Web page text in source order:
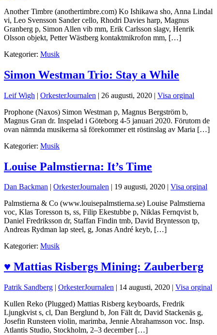
Another Timbre (anothertimbre.com) Ko Ishikawa sho, Anna Lindal
vi, Leo Svensson Sander cello, Rhodri Davies harp, Magnus
Granberg p, Simon Allen vib mm, Erik Carlsson slagv, Henrik
Olsson objekt, Petter Wästberg kontaktmikrofon mm, […]
Kategorier: Musik
Simon Westman Trio: Stay a While
Leif Wigh | OrkesterJournalen | 26 augusti, 2020 | Visa orginal
Prophone (Naxos) Simon Westman p, Magnus Bergström b,
Magnus Gran dr. Inspelad i Göteborg 4-5 januari 2020. Förutom de
ovan nämnda musikerna så förekommer ett röstinslag av Maria […]
Kategorier: Musik
Louise Palmstierna: It’s Time
Dan Backman OrkesterJournalen 19 augusti, 2020
Visa orginal
Palmstierna & Co (www.louisepalmstierna.se) Louise Palmstierna
voc, Klas Toresson ts, ss, Filip Ekestubbe p, Niklas Fernqvist b,
Daniel Fredriksson dr, Staffan Findin tmb, David Bryntesson tp,
Andreas Rydman lap steel, g, Jonas André keyb, […]
Kategorier: Musik
♥ Mattias Risbergs Mining: Zauberberg
Patrik Sandberg | OrkesterJournalen | 14 augusti, 2020 | Visa orginal
Kullen Reko (Plugged) Mattias Risberg keyboards, Fredrik
Ljungkvist s, cl, Dan Berglund b, Jon Fält dr, David Stackenäs g,
Josefin Runsteen violin, marimba, Jennie Abrahamsson voc. Insp.
Atlantis Studio, Stockholm, 2–3 december […]